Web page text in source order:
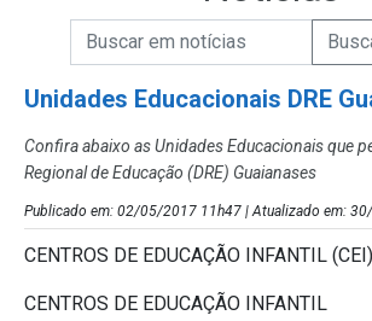
Campo de Busca de
Campo de Busca de informações
Unidades Educacionais DRE
Confira abaixo as Unidades Educacionais que
Regional de Educação (DRE) Guaianases
Publicado em: 02/05/2017 11h47 | Atualizado em:
CENTROS DE EDUCAÇÃO INFANTIL (CEI)
CENTROS DE EDUCAÇÃO INFANTIL